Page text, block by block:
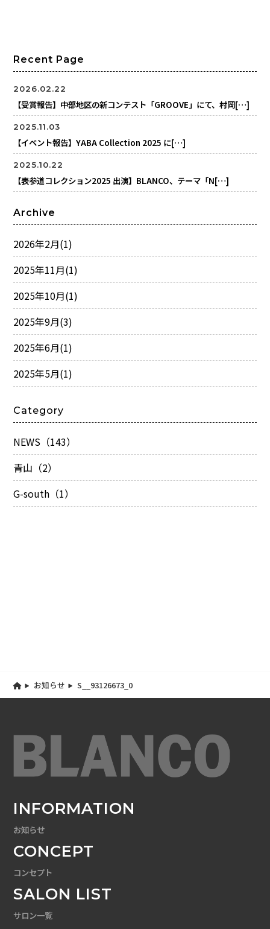
Recent Page
2026.02.22
【受賞報告】中部地区の新コンテスト「GROOVE」にて、村岡[…]
2025.11.03
【イベント報告】YABA Collection 2025 に[…]
2025.10.22
【表参道コレクション2025 出演】BLANCO、テーマ「N[…]
Archive
2026年2月(1)
2025年11月(1)
2025年10月(1)
2025年9月(3)
2025年6月(1)
2025年5月(1)
Category
NEWS（143）
青山（2）
G-south（1）
お知らせ S__93126673_0
INFORMATION
お知らせ
CONCEPT
コンセプト
SALON LIST
サロン一覧